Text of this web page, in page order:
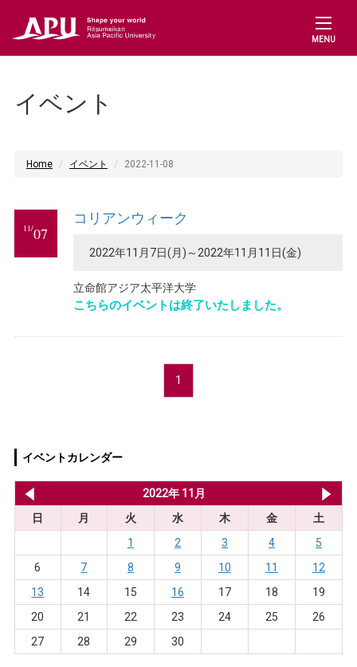
MENU
イベント
Home イベント 2022-11-08
11/07
コリアンウィーク
2022年11月7日(月)～2022年11月11日(金)
立命館アジア太平洋大学
こちらのイベントは終了いたしました。
1
イベントカレンダー
2022年 11月
日
月 火 水 木 金
土
1
2 3 4
5
6
7 8 9 10 11
12
13
14 15 16 17 18
19
20
21 22 23 24 25
26
27
28 29 30